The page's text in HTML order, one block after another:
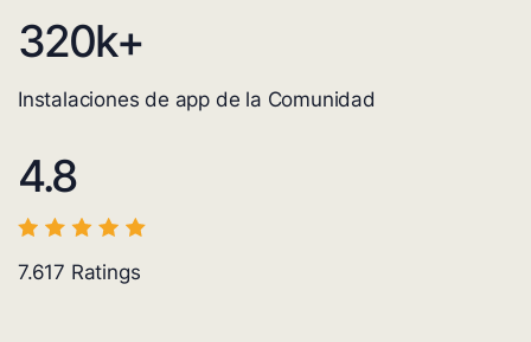
320k+
Instalaciones de app de la Comunidad
4.8
7.617 Ratings